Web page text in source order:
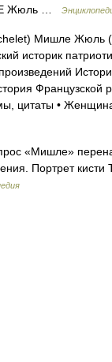
Жюль …
Мишле Жюль
историк
Французской
цитаты •
«Мишле»
Портрет